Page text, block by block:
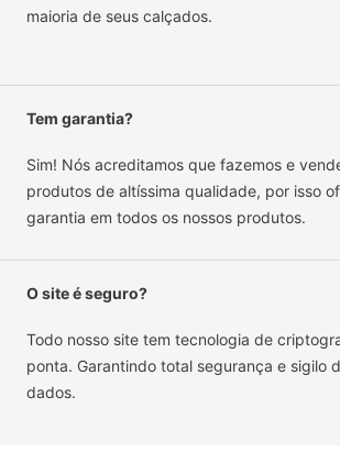
maioria de seus calçados.
Tem garantia?
Sim! Nós acreditamos que fazemos e
produtos de altíssima qualidade, por isso
garantia em todos os nossos produtos.
O site é seguro?
Todo nosso site tem tecnologia de
ponta. Garantindo total segurança e sigilo
dados.